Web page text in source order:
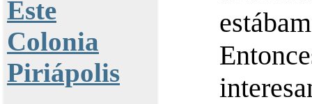
Este
Colonia
Piriápolis